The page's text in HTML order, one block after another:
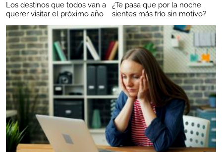
Los destinos que todos van a
querer visitar el próximo año
¿Te pasa que por la noche
sientes más frío sin motivo?